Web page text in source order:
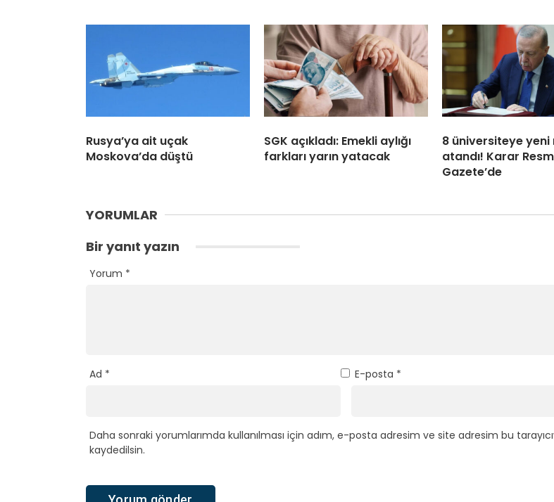
Rusya’ya ait uçak
Moskova’da düştü
SGK açıkladı: Emekli aylığı
farkları yarın yatacak
8 üniversiteye
atandı! Karar
Gazete’de
YORUMLAR
Bir yanıt yazın
Yorum *
Ad * E-posta *
Daha sonraki yorumlarımda kullanılması için adım, e-posta adresim ve site adresim bu
kaydedilsin.